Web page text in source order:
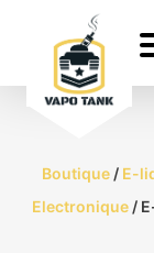
Boutique / E-
Electronique /